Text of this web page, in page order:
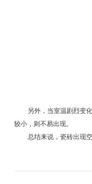
另外，当室温剧烈变
较小，则不易出现。
总结来说，瓷砖出现